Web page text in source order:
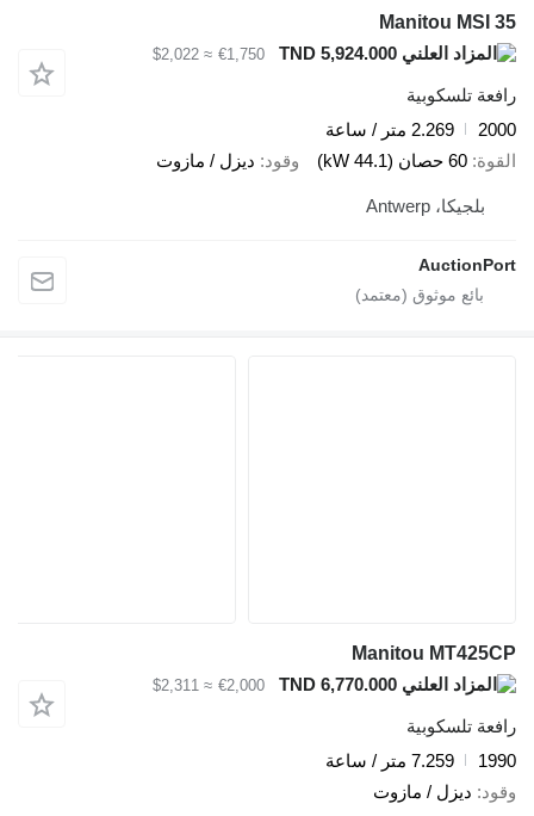
Manitou MSI 35
€1,750
≈ $2,022
رافعة تلسكوبية
2000
2.269 متر / ساعة
القوة 60 حصان (44.1 kW) وقود ديزل / مازوت
بلجيكا، Antwerp
AuctionPort
Manitou MT425CP
€2,000
≈ $2,311
رافعة تلسكوبية
1990
7.259 متر / ساعة
وقود ديزل / مازوت